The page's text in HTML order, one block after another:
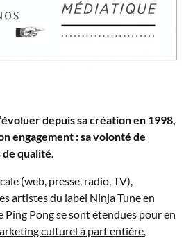
depuis sa création en 1998,
engagement : sa volonté de
qualité.
(web, presse, radio, TV),
artistes du label Ninja Tuneen
Ping Pong se sont étendues pour en
culturel à part entière